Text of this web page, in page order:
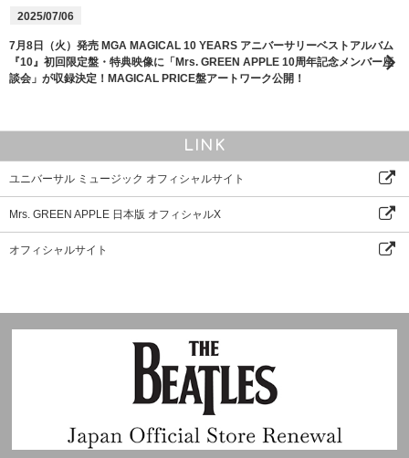
2025/07/06
7月8日（火）発売 MGA MAGICAL 10 YEARS アニバーサリーベストアルバム
『10』初回限定盤・特典映像に「Mrs. GREEN APPLE 10周年記念メンバー座
談会」が収録決定！MAGICAL PRICE盤アートワーク公開！
LINK
ユニバーサル ミュージック オフィシャルサイト
Mrs. GREEN APPLE 日本版 オフィシャルX
オフィシャルサイト